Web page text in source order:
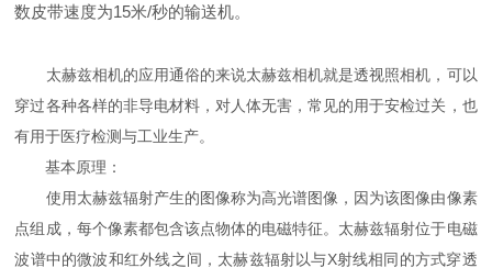
数皮带速度为15米/秒的输送机。
太赫兹相机的应用通俗的来说太赫兹相机就是透视照相机，可以
穿过各种各样的非导电材料，对人体无害，常见的用于安检过关，也
有用于医疗检测与工业生产。
基本原理：
使用太赫兹辐射产生的图像称为高光谱图像，因为该图像由像素
点组成，每个像素都包含该点物体的电磁特征。太赫兹辐射位于电磁
波谱中的微波和红外线之间，太赫兹辐射以与X射线相同的方式穿透